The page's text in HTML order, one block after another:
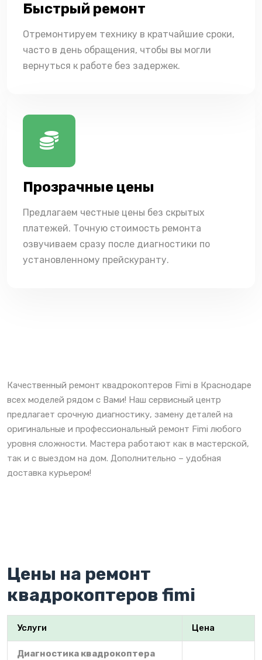
Быстрый ремонт
Отремонтируем технику в кратчайшие сроки,
часто в день обращения, чтобы вы могли
вернуться к работе без задержек.
Прозрачные цены
Предлагаем честные цены без скрытых
платежей. Точную стоимость ремонта
озвучиваем сразу после диагностики по
установленному прейскуранту.
Качественный ремонт квадрокоптеров Fimi в Краснодаре
всех моделей рядом с Вами! Наш сервисный центр
предлагает срочную диагностику, замену деталей на
оригинальные и профессиональный ремонт Fimi любого
уровня сложности. Мастера работают как в мастерской,
так и с выездом на дом. Дополнительно – удобная
доставка курьером!
Цены на ремонт
квадрокоптеров fimi
Услуги Цена
Диагностика квадрокоптера